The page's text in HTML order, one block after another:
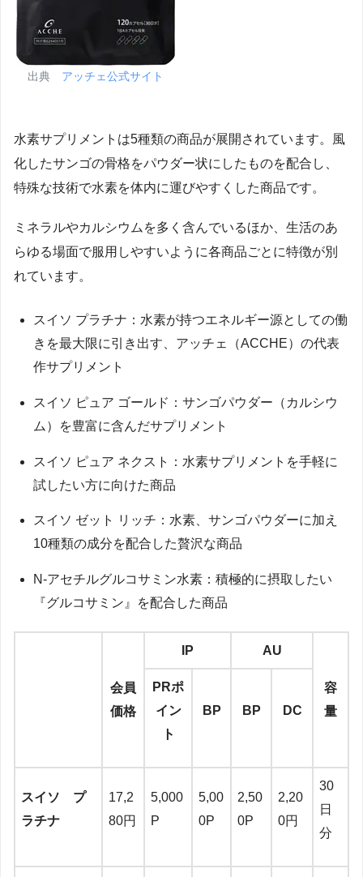
出典 アッチェ公式サイト
水素サプリメントは5種類の商品が展開されています。風
化したサンゴの骨格をパウダー状にしたものを配合し、
特殊な技術で水素を体内に運びやすくした商品です。
ミネラルやカルシウムを多く含んでいるほか、生活のあ
らゆる場面で服用しやすいように各商品ごとに特徴が別
れています。
スイソ プラチナ：水素が持つエネルギー源としての働
きを最大限に引き出す、アッチェ（ACCHE）の代表
作サプリメント
スイソ ピュア ゴールド：サンゴパウダー（カルシウ
ム）を豊富に含んだサプリメント
スイソ ピュア ネクスト：水素サプリメントを手軽に
試したい方に向けた商品
スイソ ゼット リッチ：水素、サンゴパウダーに加え
10種類の成分を配合した贅沢な商品
N-アセチルグルコサミン水素：積極的に摂取したい
『グルコサミン』を配合した商品
会員
価格
IP AU
容
量
PRポ
イン
ト
BP BP DC
スイソ プ
ラチナ
17,2
80円
5,000
P
5,00
0P
2,50
0P
2,20
0円
30
日
分